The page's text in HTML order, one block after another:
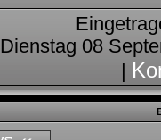
Dienstag 08